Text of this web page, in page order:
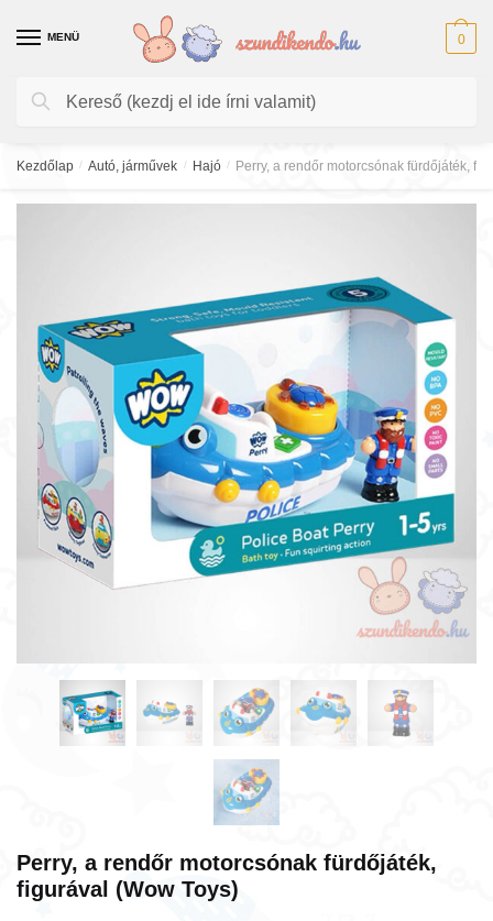
MENÜ
Keresés
Keresés
0
Kezdőlap / Autó, járművek / Hajó / Perry, a rendőr motorcsónak fürdőjáték,
Perry, a rendőr motorcsónak fürdőjáték,
figurával (Wow Toys)